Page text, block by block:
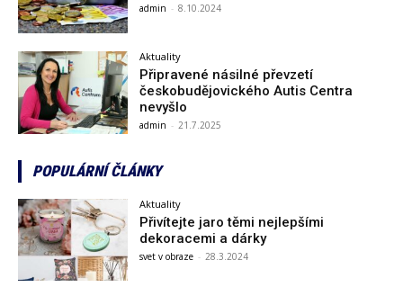
admin - 8.10.2024
Aktuality
Připravené násilné převzetí
českobudějovického Autis Centra
nevyšlo
admin - 21.7.2025
POPULÁRNÍ ČLÁNKY
Aktuality
Přivítejte jaro těmi nejlepšími
dekoracemi a dárky
svet v obraze - 28.3.2024